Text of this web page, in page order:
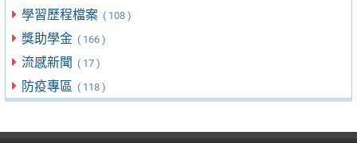
學習歷程檔案 ( 108 )
獎助學金 ( 166 )
流感新聞 ( 17 )
防疫專區 ( 118 )